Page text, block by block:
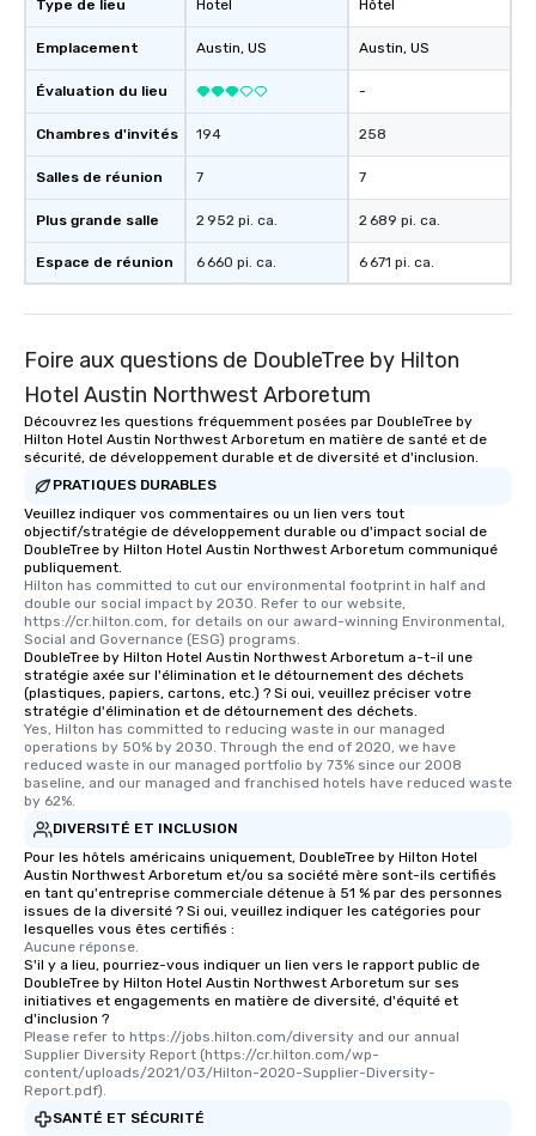
decades of
weddings all over the
soundtrack to
of your special day!
hour, to providing
for dinner which lead
unforgettable all
of the way to make
options available for
Type de lieu
Emplacement
Évaluation du lieu
Chambres d'invités
Salles de réunion
Plus grande salle
Espace de réunion
Hotel
Austin, US
194
7
2 952 pi. ca.
6 660 pi. ca.
Hôtel
Austin, US
-
258
7
2 689 pi. ca.
6 671 pi. ca.
Foire aux questions de DoubleTree by Hilton
Hotel Austin Northwest Arboretum
Découvrez les questions fréquemment posées par DoubleTree by
Hilton Hotel Austin Northwest Arboretum en matière de santé et de
sécurité, de développement durable et de diversité et d'inclusion.
PRATIQUES DURABLES
Veuillez indiquer vos commentaires ou un lien vers tout
objectif/stratégie de développement durable ou d'impact social de
DoubleTree by Hilton Hotel Austin Northwest Arboretum communiqué
publiquement.
Hilton has committed to cut our environmental footprint in half and
double our social impact by 2030. Refer to our website,
https://cr.hilton.com, for details on our award-winning Environmental,
Social and Governance (ESG) programs.
DoubleTree by Hilton Hotel Austin Northwest Arboretum a-t-il une
stratégie axée sur l'élimination et le détournement des déchets
(plastiques, papiers, cartons, etc.) ? Si oui, veuillez préciser votre
stratégie d'élimination et de détournement des déchets.
Yes, Hilton has committed to reducing waste in our managed
operations by 50% by 2030. Through the end of 2020, we have
reduced waste in our managed portfolio by 73% since our 2008
baseline, and our managed and franchised hotels have reduced waste
by 62%.
DIVERSITÉ ET INCLUSION
Pour les hôtels américains uniquement, DoubleTree by Hilton Hotel
Austin Northwest Arboretum et/ou sa société mère sont-ils certifiés
en tant qu'entreprise commerciale détenue à 51 % par des personnes
issues de la diversité ? Si oui, veuillez indiquer les catégories pour
lesquelles vous êtes certifiés :
Aucune réponse.
S'il y a lieu, pourriez-vous indiquer un lien vers le rapport public de
DoubleTree by Hilton Hotel Austin Northwest Arboretum sur ses
initiatives et engagements en matière de diversité, d'équité et
d'inclusion ?
Please refer to https://jobs.hilton.com/diversity and our annual
Supplier Diversity Report (https://cr.hilton.com/wp-
content/uploads/2021/03/Hilton-2020-Supplier-Diversity-
Report.pdf).
SANTÉ ET SÉCURITÉ